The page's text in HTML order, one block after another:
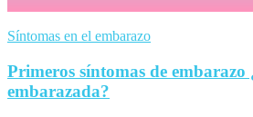
Síntomas en el embarazo
Primeros síntomas de embarazo
embarazada?